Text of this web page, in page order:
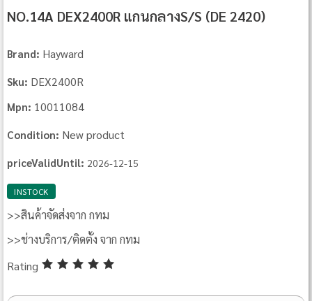
NO.14A DEX2400R แกนกลางS/S (DE 2420)
Brand: Hayward
Sku: DEX2400R
Mpn: 10011084
Condition: New product
priceValidUntil: 2026-12-15
INSTOCK
>>สินค้าจัดส่งจาก กทม
>>ช่างบริการ/ติดตั้ง จาก กทม
Rating